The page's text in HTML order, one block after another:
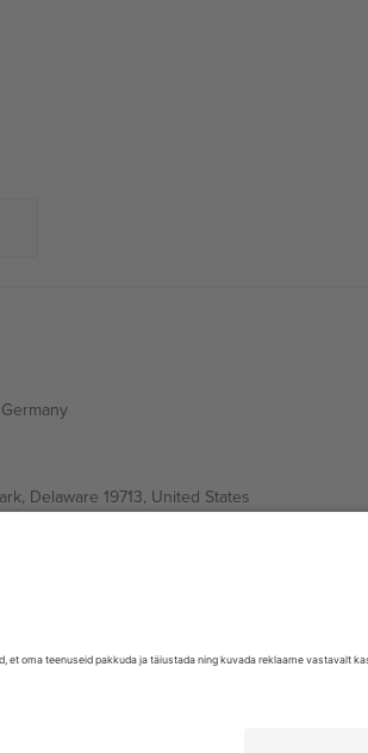
Delaware 19713, United States
55, 1606 Sofia, Bulgaria
06700 Ciudad de México, CDMX,
kaitstud.